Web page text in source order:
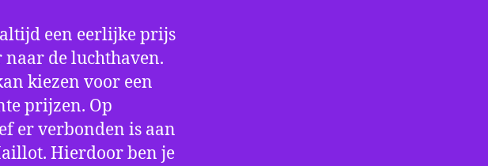
een eerlijke prijs
de luchthaven.
kiezen voor een
prijzen. Op
er verbonden is aan
Hierdoor ben je